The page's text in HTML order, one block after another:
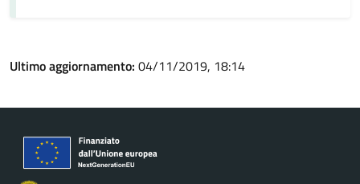
Ultimo aggiornamento: 04/11/2019, 18:14